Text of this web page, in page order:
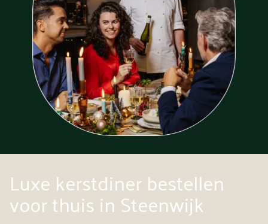
Luxe kerstdiner bestellen
voor thuis in Steenwijk